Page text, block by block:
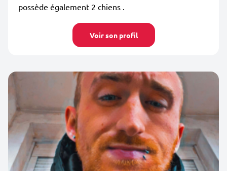
possède également 2 chiens .
Voir son profil